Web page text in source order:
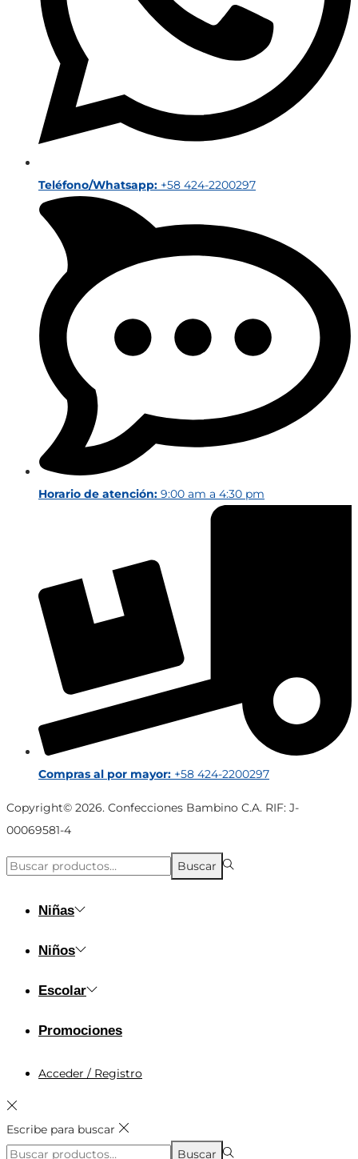
Teléfono/Whatsapp: +58 424-2200297
Horario de atención: 9:00 am a 4:30 pm
Compras al por mayor: +58 424-2200297
Copyright© 2026. Confecciones Bambino C.A. RIF: J-
00069581-4
Búsqueda
Buscar
Niñas
Niños
Escolar
Promociones
Acceder / Registro
Escribe para buscar
Búsqueda
Buscar